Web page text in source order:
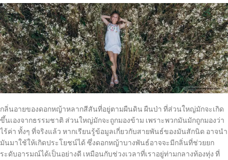
กลิ่นอายของดอกหญ้าหลากสีสันที่อยู่ตามผืนดิน ผืนป่า ที่ส่วนใหญ่มักจะเกิด
ขึ้นเองจากธรรมชาติ ส่วนใหญ่มักจะถูกมองข้าม เพราะพวกมันมักถูกมองว่า
ไร้ค่า ทั้งๆ ที่จริงแล้ว หากเรียนรู้ข้อมูลเกี่ยวกับสายพันธ์ของมันสักนิด อาจนำ
มันมาใช้ให้เกิดประโยชน์ได้ ซึ่งดอกหญ้าบางพันธ์อาจจะมีกลิ่นที่ช่วยยก
ระดับอารมณ์ได้เป็นอย่างดี เหมือนกับช่วงเวลาที่เราอยู่ท่ามกลางท้องทุ่ง ที่